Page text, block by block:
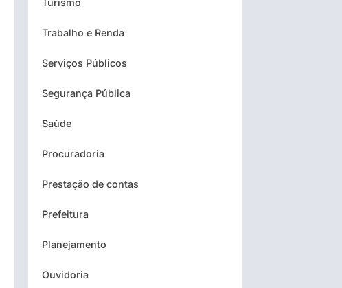
Trabalho e Renda
Serviços Públicos
Segurança Pública
Saúde
Procuradoria
Prestação de contas
Prefeitura
Planejamento
Ouvidoria